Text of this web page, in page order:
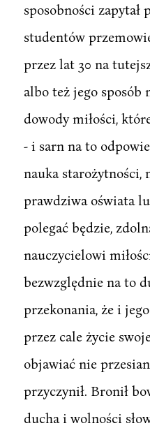
sposobności
studentów
przez lat 30 na
albo też jego sposób
dowody miłości,
- i sarn na to
nauka starożytności,
prawdziwa oświata
polegać będzie,
nauczycielowi
bezwzględnie na to
przekonania, że i
przez cale życie
objawiać nie
przyczynił. Bronił
ducha i wolności